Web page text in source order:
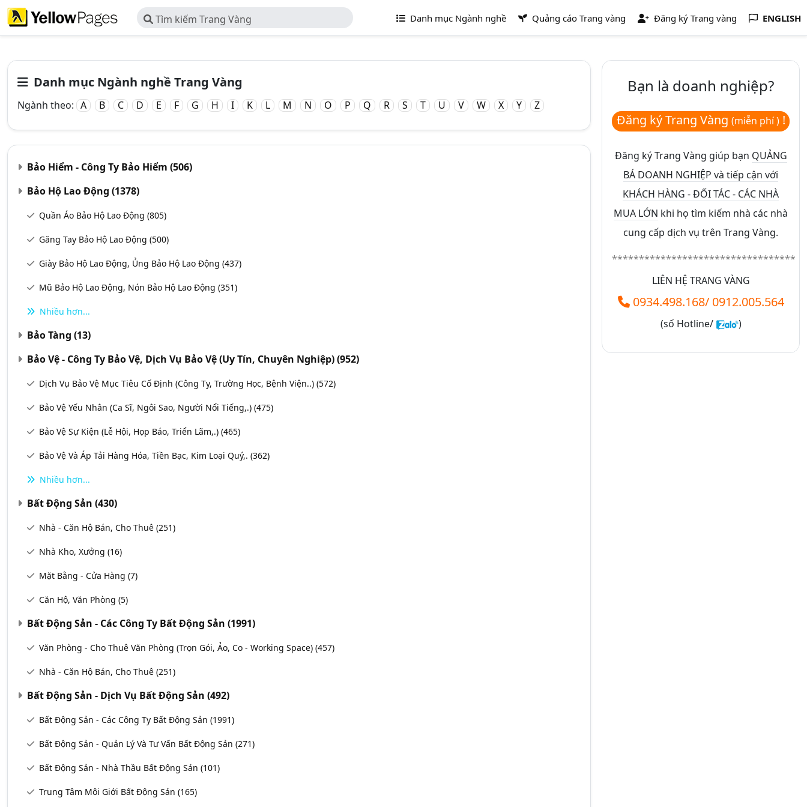
Tìm kiếm Trang Vàng Danh mục Ngành nghề Quảng cáo Trang vàng Đăng ký Trang vàng ENGLISH
Danh mục Ngành nghề Trang Vàng
Ngành theo: A B C D E F G H I K L M N O P Q R S T U V W X Y Z
Bảo Hiểm - Công Ty Bảo Hiểm (506)
Bảo Hộ Lao Động (1378)
Quần Áo Bảo Hộ Lao Động (805)
Găng Tay Bảo Hộ Lao Động (500)
Giày Bảo Hộ Lao Động, Ủng Bảo Hộ Lao Động (437)
Mũ Bảo Hộ Lao Động, Nón Bảo Hộ Lao Động (351)
Nhiều hơn...
Bảo Tàng (13)
Bảo Vệ - Công Ty Bảo Vệ, Dịch Vụ Bảo Vệ (uy Tín, Chuyên Nghiệp)(952)
Dịch Vụ Bảo Vệ Mục Tiêu Cố Định (Công Ty, Trường Học, Bệnh Viện..) (572)
Bảo Vệ Yếu Nhân (Ca Sĩ, Ngôi Sao, Người Nổi Tiếng,.) (475)
Bảo Vệ Sự Kiện (Lễ Hội, Họp Báo, Triển Lãm,.) (465)
Bảo Vệ Và Áp Tải Hàng Hóa, Tiền Bạc, Kim Loại Quý,. (362)
Nhiều hơn...
Bất Động Sản (430)
Nhà - Căn Hộ Bán, Cho Thuê (251)
Nhà Kho, Xưởng (16)
Mặt Bằng - Cửa Hàng (7)
Căn Hộ, Văn Phòng (5)
Bất Động Sản - Các Công Ty Bất Động Sản (1991)
Văn Phòng - Cho Thuê Văn Phòng (Trọn Gói, Ảo, Co - Working Space) (457)
Nhà - Căn Hộ Bán, Cho Thuê (251)
Bất Động Sản - Dịch Vụ Bất Động Sản (492)
Bất Động Sản - Các Công Ty Bất Động Sản (1991)
Bất Động Sản - Quản Lý Và Tư Vấn Bất Động Sản (271)
Bất Động Sản - Nhà Thầu Bất Động Sản (101)
Trung Tâm Môi Giới Bất Động Sản (165)
Bạn là doanh nghiệp?
Đăng ký Trang Vàng (miễn phí )!
Đăng ký Trang Vàng giúp bạn QUẢNG
BÁ DOANH NGHIỆP và tiếp cận với
KHÁCH HÀNG - ĐỐI TÁC - CÁC NHÀ
MUA LỚN khi họ tìm kiếm nhà các nhà
cung cấp dịch vụ trên Trang Vàng.
**********************************
LIÊN HỆ TRANG VÀNG
0934.498.168/ 0912.005.564
(số Hotline/ )